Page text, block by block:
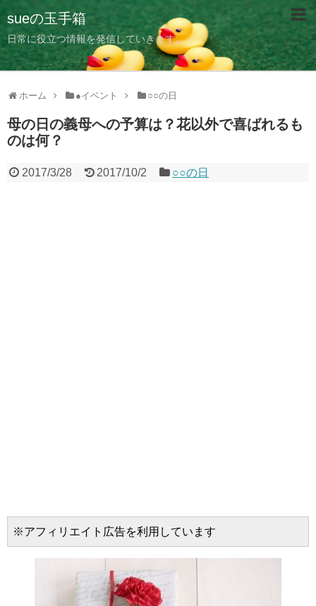
sueの玉手箱
日常に役立つ情報を発信していきます。
ホーム ●イベント ○○の日
母の日の義母への予算は？花以外で喜ばれるも
のは何？
2017/3/28 2017/10/2 ○○の日
※アフィリエイト広告を利用しています